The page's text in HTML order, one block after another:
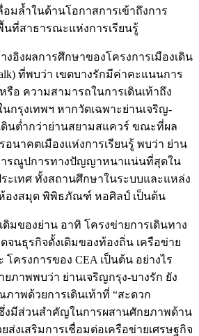
อมล้ำในด้านโอกาสการเข้าถึงการ
ที่สาธารณะแห่งการเรียนรู้
อิงผลการศึกษาของโครงการเมืองเดิน
ที่พบว่า เขตบางรักมีค่าคะแนนการ
หรือ ความสามารถในการเดินเท้าถึง
กรุงเทพฯ หากวัดเฉพาะย่านเจริญ-
นต่ำกว่าย่านสยามสแควร์ ขณะที่ผล
อนาคตเมืองแห่งการเรียนรู้ พบว่า ย่าน
ารณูปการทางปัญญาหนาแน่นที่สุดใน
ะเทศ ทั้งสถานศึกษาในระบบและแหล่ง
ห้องสมุด พิพิธภัณฑ์ หอศิลป์ เป็นต้น
มของย่าน อาทิ โครงข่ายการเดินทาง
จนธุรกิจดั้งเดิมของท้องถิ่น เครือข่าย
ครงการของ CEA เป็นต้น อย่างไร
ยภาพพบว่า ย่านเจริญกรุง-บางรัก ยัง
าพด้วยการเดินเท้าที่ “สะดวก
งมีส่วนสำคัญในการผสานศักยภาพด้าน
ส่งเสริมการเชื่อมต่อเครือข่ายเศรษฐกิจ